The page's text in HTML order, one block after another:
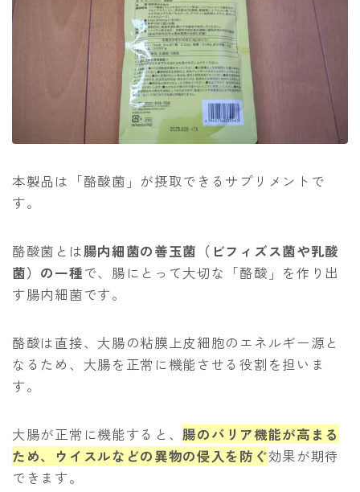
本製品は「酪酸菌」が摂取できるサプリメントで
す。
酪酸菌とは腸内細菌の善玉菌（ビフィズス菌や乳酸
菌）の一種で、腸にとって大切な「酪酸」を作り出
す腸内細菌です。
酪酸は直接、大腸の粘膜上皮細胞のエネルギー源と
なるため、大腸を正常に機能させる役割を担いま
す。
大腸が正常に機能すると、 腸のバリア機能が高まる
ため、ウイスルなどの異物の侵入を防ぐ効果が期待
できます。